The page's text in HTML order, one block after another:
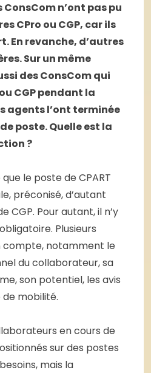
n’ont pas pu
CPro ou CGP, car ils
En revanche, d’autres
Sur un même
des ConsCom qui
CGP pendant la
agents l’ont terminée
poste. Quelle est la
?
le poste de CPART
préconisé, d’autant
CGP. Pour autant, il n’y
Plusieurs
compte, notamment le
du collaborateur, sa
son potentiel, les avis
mobilité.
en cours de
sur des postes
mais la